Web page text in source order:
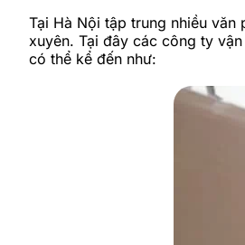
Tại Hà Nội tập trung nhiều
xuyên. Tại đây các công ty
có thể kể đến như: